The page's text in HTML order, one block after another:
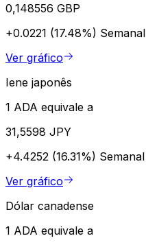
0,148556 GBP
+0.0221 (17.48%) Semanal
Ver gráfico
Iene japonês
1 ADA equivale a
31,5598 JPY
+4.4252 (16.31%) Semanal
Ver gráfico
Dólar canadense
1 ADA equivale a